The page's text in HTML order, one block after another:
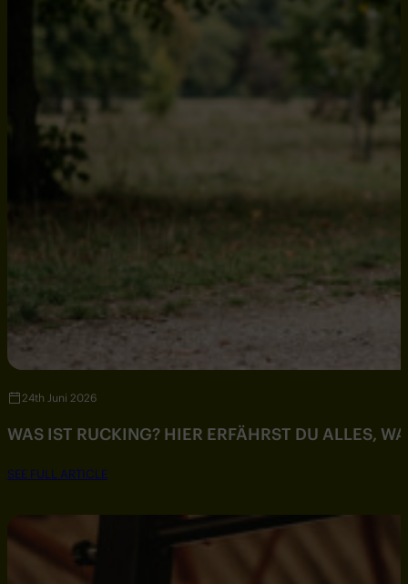
24th Juni 2026
WAS IST RUCKING? HIER ERFÄHRST DU ALLES,
SEE FULL ARTICLE